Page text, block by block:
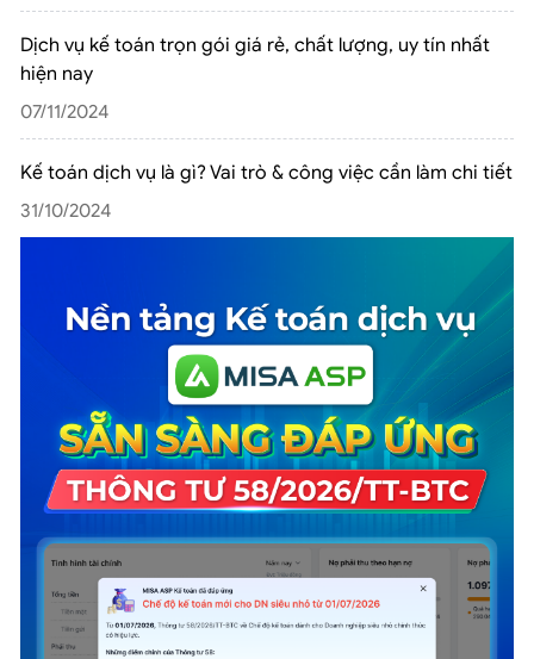
Dịch vụ kế toán trọn gói giá rẻ, chất lượng, uy tín nhất
hiện nay
07/11/2024
Kế toán dịch vụ là gì? Vai trò & công việc cần làm chi tiết
31/10/2024